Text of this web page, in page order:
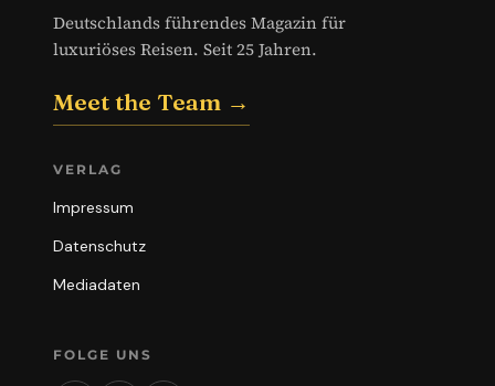
Deutschlands führendes Magazin für
luxuriöses Reisen. Seit 25 Jahren.
Meet the Team →
VERLAG
Impressum
Datenschutz
Mediadaten
FOLGE UNS